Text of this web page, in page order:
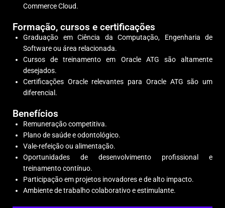
Commerce Cloud.
Formação, cursos e certificações
Graduação em Ciência da Computação, Engenharia de
Software ou área relacionada.
Cursos de treinamento em Oracle ATG são altamente
desejados.
Certificações Oracle relevantes para Oracle ATG são um
diferencial.
Benefícios
Remuneração competitiva.
Plano de saúde e odontológico.
Vale-refeição ou alimentação.
Oportunidades de desenvolvimento profissional e
treinamento contínuo.
Participação em projetos inovadores e de alto impacto.
Ambiente de trabalho colaborativo e estimulante.